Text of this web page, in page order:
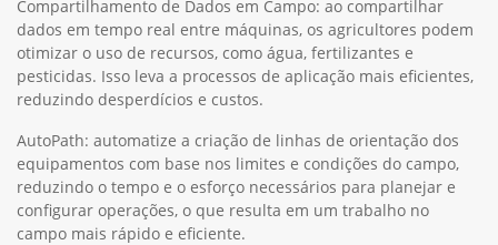
Compartilhamento de Dados em Campo: ao compartilhar
dados em tempo real entre máquinas, os agricultores podem
otimizar o uso de recursos, como água, fertilizantes e
pesticidas. Isso leva a processos de aplicação mais eficientes,
reduzindo desperdícios e custos.
AutoPath: automatize a criação de linhas de orientação dos
equipamentos com base nos limites e condições do campo,
reduzindo o tempo e o esforço necessários para planejar e
configurar operações, o que resulta em um trabalho no
campo mais rápido e eficiente.